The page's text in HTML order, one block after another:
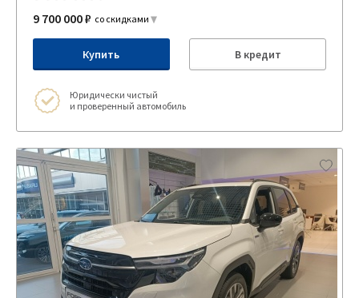
9 700 000 ₽ со скидками
Купить В кредит
Юридически чистый
и проверенный автомобиль